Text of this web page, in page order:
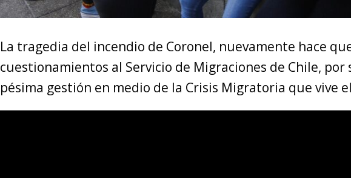
La tragedia del incendio de Coronel, nuevamente hace
cuestionamientos al Servicio de Migraciones de Chile, por
pésima gestión en medio de la Crisis Migratoria que vive